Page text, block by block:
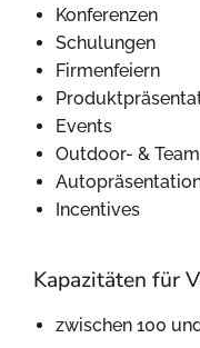
Konferenzen
Schulungen
Firmenfeiern
Events
Outdoor- &
Incentives
Kapazitäten für
zwischen 100